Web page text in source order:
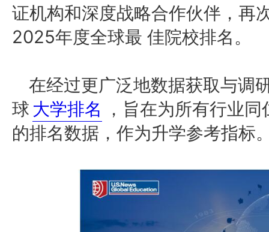
证机构和深度战略合作伙伴，
2025年度全球最 佳院校排名。
在经过更广泛地数据获取与调
球 大学排名
，旨在为所有行业
的排名数据，作为升学参考指标